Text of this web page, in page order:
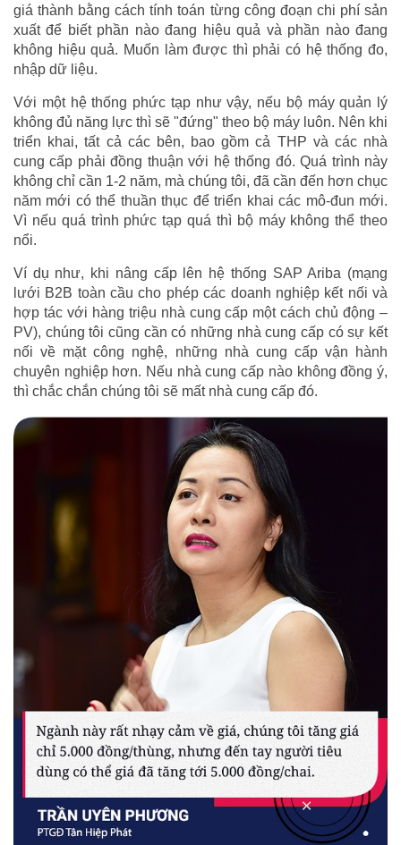
giá thành bằng cách tính toán từng công đoạn chi phí sản
xuất để biết phần nào đang hiệu quả và phần nào đang
không hiệu quả. Muốn làm được thì phải có hệ thống đo,
nhập dữ liệu.
Với một hệ thống phức tạp như vậy, nếu bộ máy quản lý
không đủ năng lực thì sẽ "đứng" theo bộ máy luôn. Nên khi
triển khai, tất cả các bên, bao gồm cả THP và các nhà
cung cấp phải đồng thuận với hệ thống đó. Quá trình này
không chỉ cần 1-2 năm, mà chúng tôi, đã cần đến hơn chục
năm mới có thể thuần thục để triển khai các mô-đun mới.
Vì nếu quá trình phức tạp quá thì bộ máy không thể theo
nổi.
Ví dụ như, khi nâng cấp lên hệ thống SAP Ariba (mạng
lưới B2B toàn cầu cho phép các doanh nghiệp kết nối và
hợp tác với hàng triệu nhà cung cấp một cách chủ động –
PV), chúng tôi cũng cần có những nhà cung cấp có sự kết
nối về mặt công nghệ, những nhà cung cấp vận hành
chuyên nghiệp hơn. Nếu nhà cung cấp nào không đồng ý,
thì chắc chắn chúng tôi sẽ mất nhà cung cấp đó.